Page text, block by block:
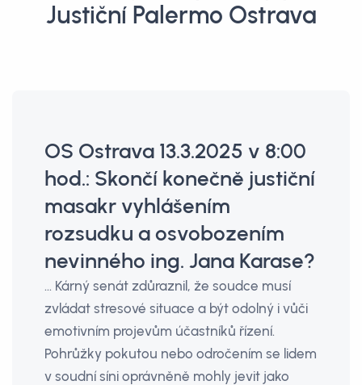
Justiční Palermo Ostrava
OS Ostrava 13.3.2025 v 8:00
hod.: Skončí konečně justiční
masakr vyhlášením
rozsudku a osvobozením
nevinného ing. Jana Karase?
… Kárný senát zdůraznil, že soudce musí
zvládat stresové situace a být odolný i vůči
emotivním projevům účastníků řízení.
Pohrůžky pokutou nebo odročením se lidem
v soudní síni oprávněně mohly jevit jako